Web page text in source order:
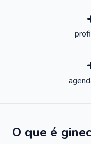
O que é